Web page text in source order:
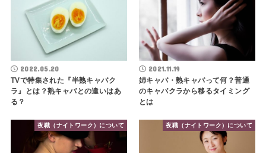
2022.05.20
TVで特集された『半熟キャバク
ラ』とは？熟キャバとの違いはあ
る？
2021.11.19
姉キャバ・熟キャバって何？普通
のキャバクラから移るタイミング
とは
夜職（ナイトワーク）について 夜職（ナイトワーク）について